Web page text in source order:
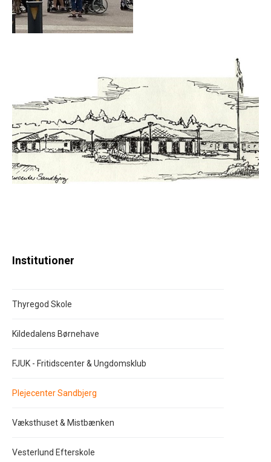
Institutioner
Thyregod Skole
Kildedalens Børnehave
FJUK - Fritidscenter & Ungdomsklub
Plejecenter Sandbjerg
Væksthuset & Mistbænken
Vesterlund Efterskole